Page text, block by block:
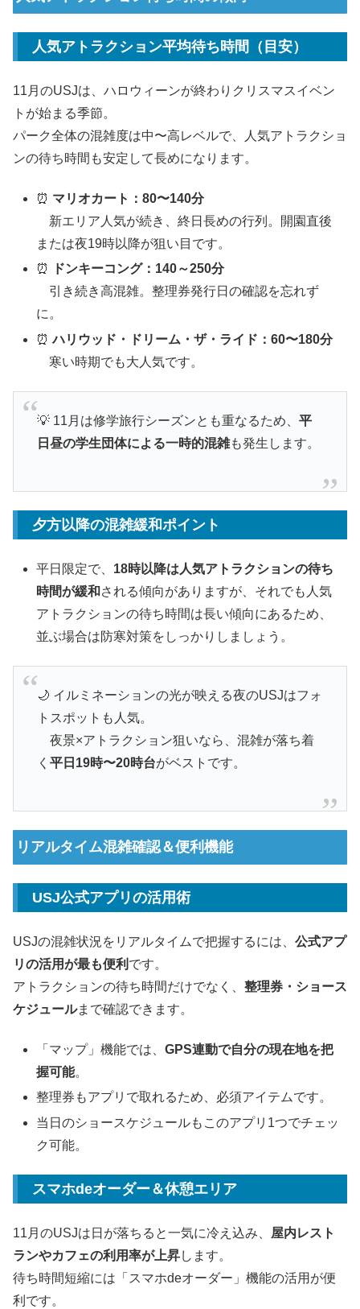
人気アトラクション平均待ち時間（目安）
11月のUSJは、ハロウィーンが終わりクリスマスイベン
トが始まる季節。
パーク全体の混雑度は中〜高レベルで、人気アトラクショ
ンの待ち時間も安定して長めになります。
⏰ マリオカート：80〜140分
新エリア人気が続き、終日長めの行列。開園直後
または夜19時以降が狙い目です。
⏰
ドンキーコング：140～250分
引き続き高混雑。整理券発行日の確認を忘れず
に。
⏰ハリウッド・ドリーム・ザ・ライド：60〜180分
寒い時期でも大人気です。
💡 11月は修学旅行シーズンとも重なるため、 平
日昼の学生団体による一時的混雑も発生します。
夕方以降の混雑緩和ポイント
平日限定で、 18時以降は人気アトラクションの待ち
時間が緩和 される傾向がありますが、それでも人気
アトラクションの待ち時間は長い傾向にあるため、
並ぶ場合は防寒対策をしっかりしましょう。
🌙 イルミネーションの光が映える夜のUSJはフォ
トスポットも人気。
夜景×アトラクション狙いなら、混雑が落ち着
く 平日19時〜20時台がベストです。
リアルタイム混雑確認＆便利機能
USJ公式アプリの活用術
USJの混雑状況をリアルタイムで把握するには、 公式アプ
リの活用が最も便利 です。
アトラクションの待ち時間だけでなく、 整理券・ショース
ケジュールまで確認できます。
「マップ」機能では、GPS連動で自分の現在地を把
握可能。
整理券もアプリで取れるため、必須アイテムです。
当日のショースケジュールもこのアプリ1つでチェッ
ク可能。
スマホdeオーダー＆休憩エリア
11月のUSJは日が落ちると一気に冷え込み、 屋内レスト
ランやカフェの利用率が上昇します。
待ち時間短縮には「スマホdeオーダー」機能の活用が便
利です。